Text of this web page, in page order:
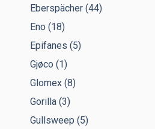
Eberspächer (44)
Eno (18)
Epifanes (5)
Gjøco (1)
Glomex (8)
Gorilla (3)
Gullsweep (5)